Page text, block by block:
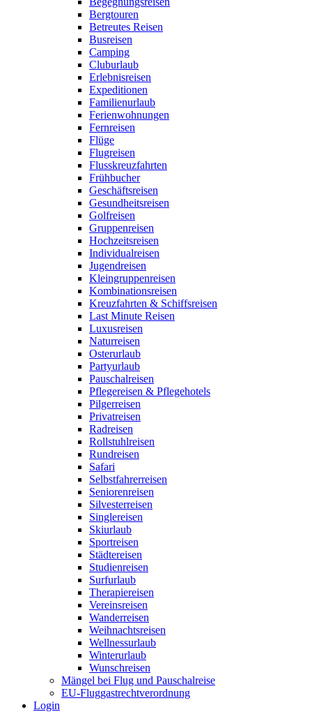
Bergtouren
Betreutes Reisen
Busreisen
Camping
Cluburlaub
Erlebnisreisen
Expeditionen
Familienurlaub
Ferienwohnungen
Fernreisen
Flüge
Flugreisen
Flusskreuzfahrten
Frühbucher
Geschäftsreisen
Gesundheitsreisen
Golfreisen
Gruppenreisen
Hochzeitsreisen
Individualreisen
Jugendreisen
Kleingruppenreisen
Kombinationsreisen
Kreuzfahrten & Schiffsreisen
Last Minute Reisen
Luxusreisen
Naturreisen
Osterurlaub
Partyurlaub
Pauschalreisen
Pflegereisen & Pflegehotels
Pilgerreisen
Privatreisen
Radreisen
Rollstuhlreisen
Rundreisen
Safari
Selbstfahrerreisen
Seniorenreisen
Silvesterreisen
Singlereisen
Skiurlaub
Sportreisen
Städtereisen
Studienreisen
Surfurlaub
Therapiereisen
Vereinsreisen
Wanderreisen
Weihnachtsreisen
Wellnessurlaub
Winterurlaub
Wunschreisen
Mängel bei Flug und Pauschalreise
EU-Fluggastrechtverordnung
Login